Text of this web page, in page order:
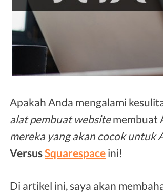
Apakah Anda mengalami
alat pembuat websitemembuat
mereka yang akan cocok untuk
VersusSquarespace ini!
Di artikel ini, saya akan